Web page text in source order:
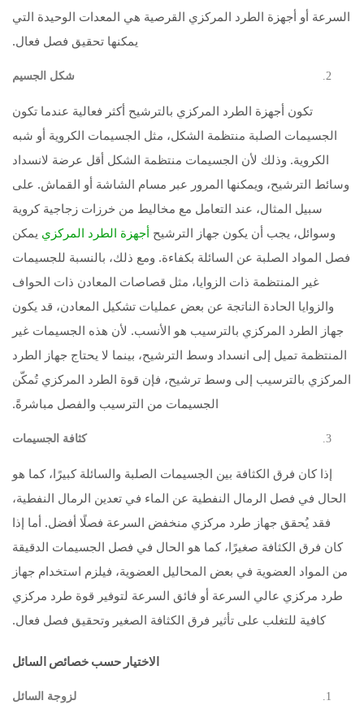
السرعة أو أجهزة الطرد المركزي القرصية هي المعدات الوحيدة التي
يمكنها تحقيق فصل فعال.
شكل الجسيم
تكون أجهزة الطرد المركزي بالترشيح أكثر فعالية عندما تكون
الجسيمات الصلبة منتظمة الشكل، مثل الجسيمات الكروية أو شبه
الكروية. وذلك لأن الجسيمات منتظمة الشكل أقل عرضة لانسداد
وسائط الترشيح، ويمكنها المرور عبر مسام الشاشة أو القماش. على
سبيل المثال، عند التعامل مع مخاليط من خرزات زجاجية كروية
وسوائل، يجب أن يكون جهاز الترشيح أجهزة الطرد المركزي يمكن
فصل المواد الصلبة عن السائلة بكفاءة. ومع ذلك، بالنسبة للجسيمات
غير المنتظمة ذات الزوايا، مثل قصاصات المعادن ذات الحواف
والزوايا الحادة الناتجة عن بعض عمليات تشكيل المعادن، قد يكون
جهاز الطرد المركزي بالترسيب هو الأنسب. لأن هذه الجسيمات غير
المنتظمة تميل إلى انسداد وسط الترشيح، بينما لا يحتاج جهاز الطرد
المركزي بالترسيب إلى وسط ترشيح، فإن قوة الطرد المركزي تُمكّن
الجسيمات من الترسيب والفصل مباشرةً.
كثافة الجسيمات
إذا كان فرق الكثافة بين الجسيمات الصلبة والسائلة كبيرًا، كما هو
الحال في فصل الرمال النفطية عن الماء في تعدين الرمال النفطية،
فقد يُحقق جهاز طرد مركزي منخفض السرعة فصلًا أفضل. أما إذا
كان فرق الكثافة صغيرًا، كما هو الحال في فصل الجسيمات الدقيقة
من المواد العضوية في بعض المحاليل العضوية، فيلزم استخدام جهاز
طرد مركزي عالي السرعة أو فائق السرعة لتوفير قوة طرد مركزي
كافية للتغلب على تأثير فرق الكثافة الصغير وتحقيق فصل فعال.
الاختيار حسب خصائص السائل
لزوجة السائل